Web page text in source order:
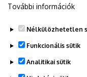
További információk
Nélkülözhetetlen
Funkcionális sütik
Analitikai sütik